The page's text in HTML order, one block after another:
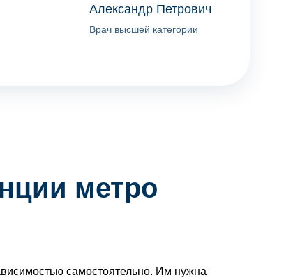
Александр Петрович
Врач высшей категории
метро
самостоятельно. Им нужна